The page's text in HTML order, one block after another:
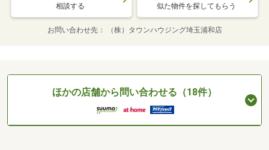
相談する 似た物件を探してもらう
お問い合わせ先 （株）タウンハウジング埼玉浦和店
ほかの店舗から問い合わせる（18件）